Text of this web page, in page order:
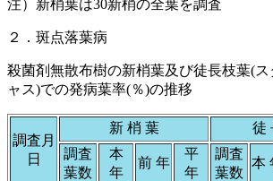
注）新梢葉は30新梢の全葉を調査
２．斑点落葉病
殺菌剤無散布樹の新梢葉及び徒長枝葉(
ャス)での発病葉率(％)の推移
調査月
日
新 梢 葉
徒
調査
葉数
本
年
前 年
平
年
調査
葉数
本